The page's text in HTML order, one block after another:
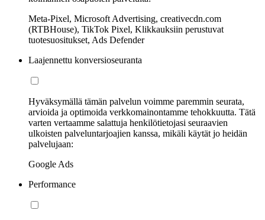
Meta-Pixel, Microsoft Advertising, creativecdn.com
(RTBHouse), TikTok Pixel, Klikkauksiin perustuvat
tuotesuositukset, Ads Defender
Laajennettu konversioseuranta
Hyväksymällä tämän palvelun voimme paremmin seurata,
arvioida ja optimoida verkkomainontamme tehokkuutta. Tätä
varten vertaamme salattuja henkilötietojasi seuraavien
ulkoisten palveluntarjoajien kanssa, mikäli käytät jo heidän
palvelujaan:
Google Ads
Performance